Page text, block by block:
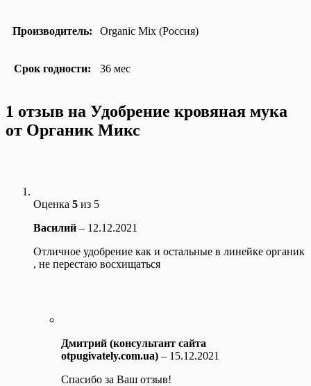
Производитель: Organic Mix (Россия)
Срок годности: 36 мес
1 отзыв на Удобрение кровяная мука
от Органик Микс
Оценка 5 из 5
Василий – 12.12.2021
Отличное удобрение как и остальные в линейке органик
, не перестаю восхищаться
Дмитрий (консультант сайта
otpugivately.com.ua) – 15.12.2021
Спасибо за Ваш отзыв!